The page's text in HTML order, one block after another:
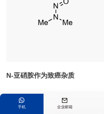
N-亚硝胺作为致癌杂质

手机

企业邮箱